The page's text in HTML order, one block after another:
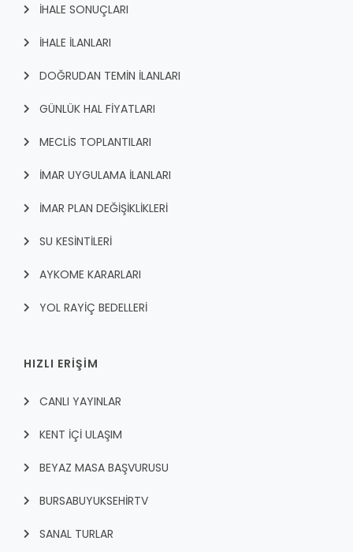
İHALE SONUÇLARI
İHALE İLANLARI
DOĞRUDAN TEMİN İLANLARI
GÜNLÜK HAL FİYATLARI
MECLİS TOPLANTILARI
İMAR UYGULAMA İLANLARI
İMAR PLAN DEĞİŞİKLİKLERİ
SU KESİNTİLERİ
AYKOME KARARLARI
YOL RAYİÇ BEDELLERİ
HIZLI ERİŞİM
CANLI YAYINLAR
KENT İÇI ULAŞIM
BEYAZ MASA BAŞVURUSU
BURSABUYUKSEHIRTV
SANAL TURLAR